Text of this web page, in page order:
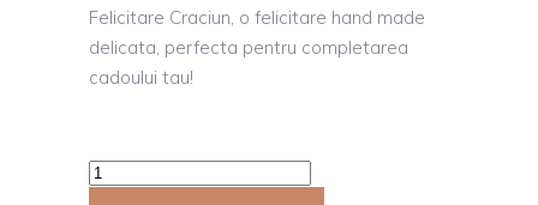
Felicitare Craciun, o felicitare hand made
delicata, perfecta pentru completarea
cadoului tau!